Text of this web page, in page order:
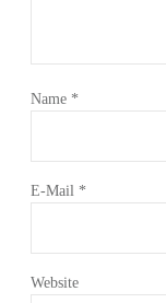
Name *
E-Mail *
Website